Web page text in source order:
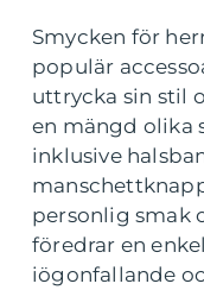
Smycken för
populär
uttrycka sin stil
en mängd olika
inklusive
personlig smak
föredrar en
iögonfallande